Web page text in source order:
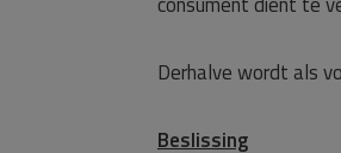
Derhalve wordt als
Beslissing